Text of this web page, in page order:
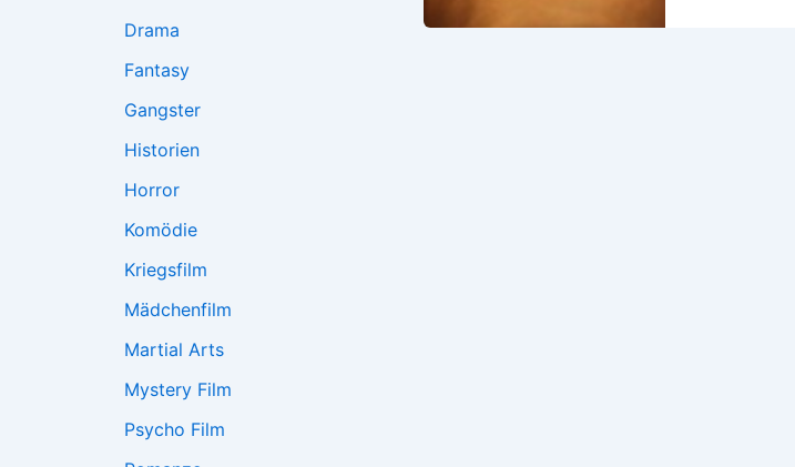
Drama
Fantasy
Gangster
Historien
Horror
Komödie
Kriegsfilm
Mädchenfilm
Martial Arts
Mystery Film
Psycho Film